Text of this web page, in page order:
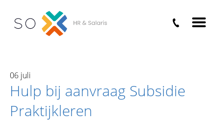
Home Nieuws
Hulp bij aanvraag Subsidie
06 juli
Hulp bij aanvraag Subsidie
Praktijkleren